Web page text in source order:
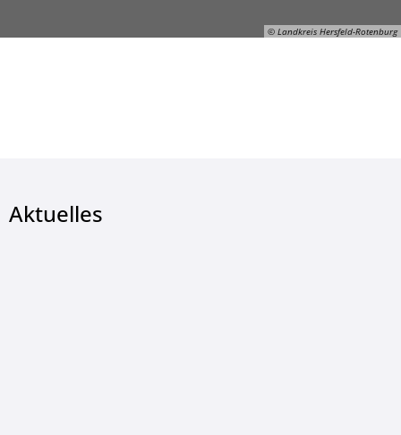
© Landkreis Hersfeld-Rotenburg
Aktuelles